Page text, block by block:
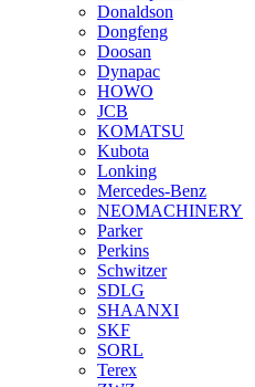
Donaldson
Dongfeng
Doosan
Dynapac
HOWO
JCB
KOMATSU
Kubota
Lonking
Mercedes-Benz
NEOMACHINERY
Parker
Perkins
Schwitzer
SDLG
SHAANXI
SKF
SORL
Terex